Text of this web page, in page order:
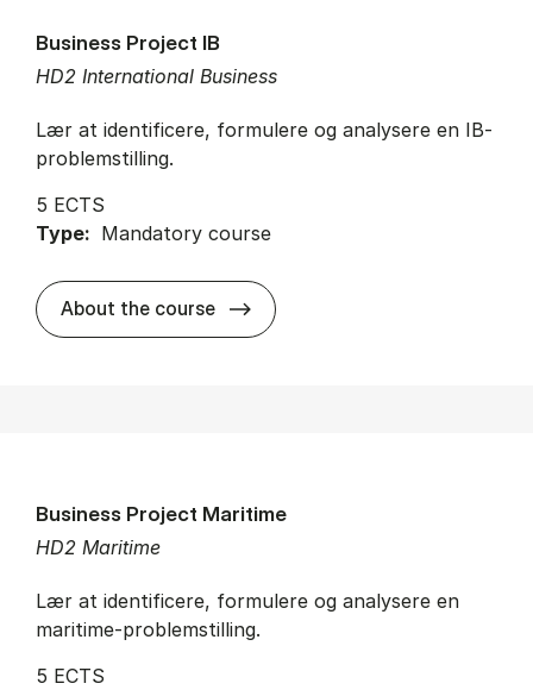
HD2 International Business
Business Project IB
Lær at identificere, formulere og analysere en IB-
problemstilling.
5 ECTS
Type: Mandatory course
About the course about
HD2 Maritime
Business Project Maritime
Lær at identificere, formulere og analysere en
maritime-problemstilling.
5 ECTS